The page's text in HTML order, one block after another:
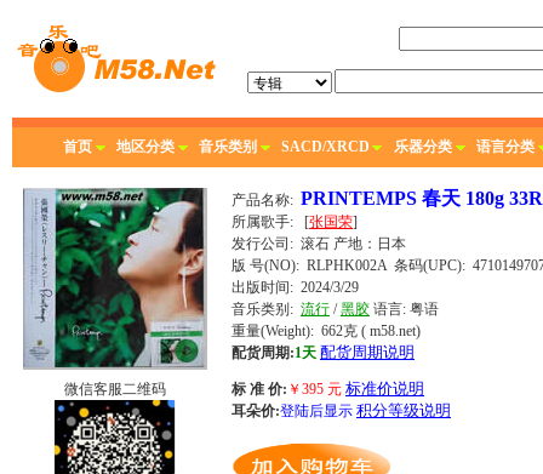
首页 地区分类 音乐类别 SACD/XRCD 乐器分类 语言分类
产品名称: PRINTEMPS 春天 180g
所属歌手: [张国荣]
发行公司: 滚石 产地：日本
版 号(NO): RLPHK002A条码(UPC):
出版时间: 2024/3/29
音乐类别: 流行 /黑胶 语言: 粤语
重量(Weight): 662克 ( m58.net)
配货周期:1天 配货周期说明
标 准 价: ￥ 395 元 标准价说明
耳朵价:登陆后显示 积分等级说明
微信客服二维码